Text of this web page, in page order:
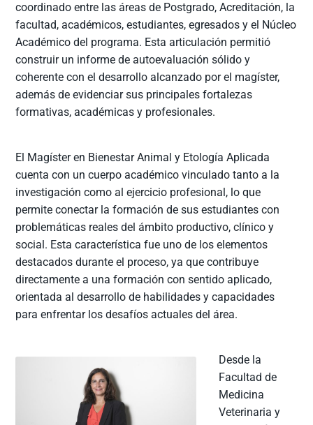
coordinado entre las áreas de Postgrado, Acreditación, la
facultad, académicos, estudiantes, egresados y el Núcleo
Académico del programa. Esta articulación permitió
construir un informe de autoevaluación sólido y
coherente con el desarrollo alcanzado por el magíster,
además de evidenciar sus principales fortalezas
formativas, académicas y profesionales.
El Magíster en Bienestar Animal y Etología Aplicada
cuenta con un cuerpo académico vinculado tanto a la
investigación como al ejercicio profesional, lo que
permite conectar la formación de sus estudiantes con
problemáticas reales del ámbito productivo, clínico y
social. Esta característica fue uno de los elementos
destacados durante el proceso, ya que contribuye
directamente a una formación con sentido aplicado,
orientada al desarrollo de habilidades y capacidades
para enfrentar los desafíos actuales del área.
Desde la
Facultad de
Medicina
Veterinaria y